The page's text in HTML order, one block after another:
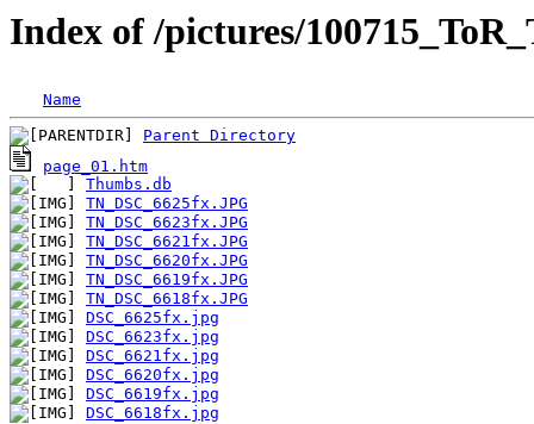
Index of /pictures/
Name
Parent Directory
page_01.htm
Thumbs.db
TN_DSC_6625fx.JPG
TN_DSC_6623fx.JPG
TN_DSC_6621fx.JPG
TN_DSC_6620fx.JPG
TN_DSC_6619fx.JPG
TN_DSC_6618fx.JPG
DSC_6625fx.jpg
DSC_6623fx.jpg
DSC_6621fx.jpg
DSC_6620fx.jpg
DSC_6619fx.jpg
DSC_6618fx.jpg